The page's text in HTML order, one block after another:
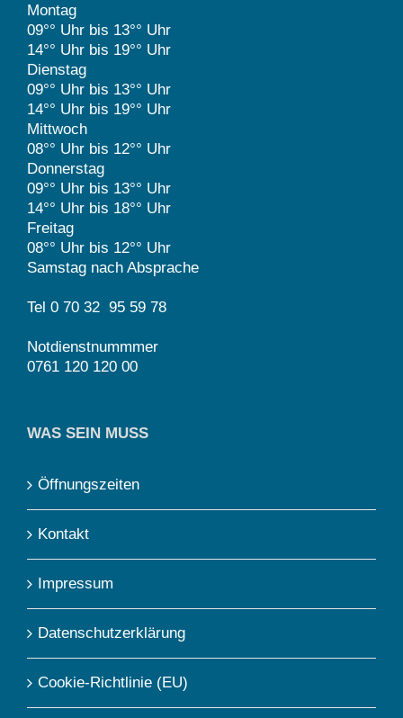
Montag
09°° Uhr bis 13°° Uhr
14°° Uhr bis 19°° Uhr
Dienstag
09°° Uhr bis 13°° Uhr
14°° Uhr bis 19°° Uhr
Mittwoch
08°° Uhr bis 12°° Uhr
Donnerstag
09°° Uhr bis 13°° Uhr
14°° Uhr bis 18°° Uhr
Freitag
08°° Uhr bis 12°° Uhr
Samstag nach Absprache
Tel 0 70 32 95 59 78
Notdienstnummmer
0761 120 120 00
WAS SEIN MUSS
Öffnungszeiten
Kontakt
Impressum
Datenschutzerklärung
Cookie-Richtlinie (EU)